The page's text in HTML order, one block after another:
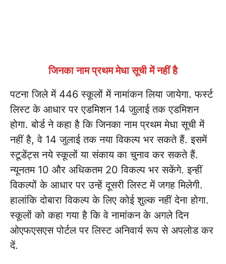
जिनका नाम प्रथम मेधा सूची में नहीं है
पटना जिले में 446 स्कूलों में नामांकन लिया जायेगा. फर्स्ट
लिस्ट के आधार पर एडमिशन 14 जुलाई तक एडमिशन
होगा. बोर्ड ने कहा है कि जिनका नाम प्रथम मेधा सूची में
नहीं है, वे 14 जुलाई तक नया विकल्प भर सकते हैं. इसमें
स्टूडेंट्स नये स्कूलों या संकाय का चुनाव कर सकते हैं.
न्यूनतम 10 और अधिकतम 20 विकल्प भर सकेंगे. इन्हीं
विकल्पों के आधार पर उन्हें दूसरी लिस्ट में जगह मिलेगी.
हालांकि दोबारा विकल्प के लिए कोई शुल्क नहीं देना होगा.
स्कूलों को कहा गया है कि वे नामांकन के अगले दिन
ओएफएसएस पोर्टल पर लिस्ट अनिवार्य रूप से अपलोड कर
दें.